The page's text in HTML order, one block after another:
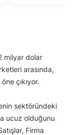
milyar dolar
arasında,
çıkıyor.
sektöründeki
ucuz olduğunu
Firma